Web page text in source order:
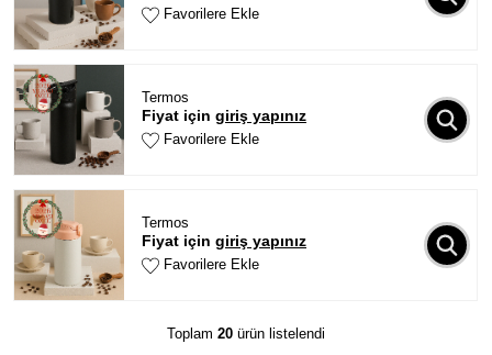
Favorilere Ekle
Termos
Fiyat için giriş yapınız
Favorilere Ekle
Termos
Fiyat için giriş yapınız
Favorilere Ekle
Toplam 20 ürün listelendi